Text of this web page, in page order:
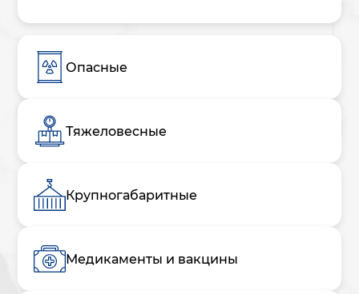
Опасные
Тяжеловесные
Крупногабаритные
Медикаменты и вакцины